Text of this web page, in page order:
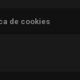
de cookies